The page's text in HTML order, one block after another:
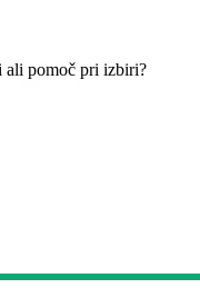
ali pomoč pri izbiri?